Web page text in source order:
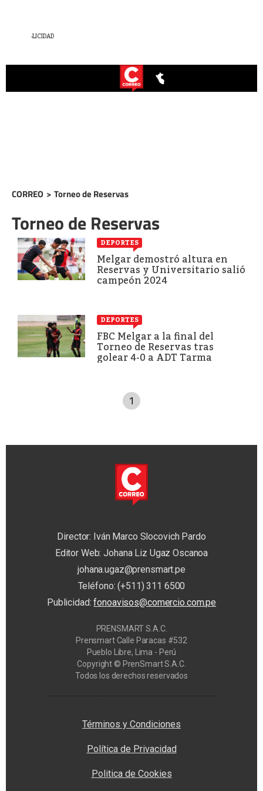
CORREO > Torneo de Reservas
Torneo de Reservas
DEPORTES
Melgar demostró altura en
Reservas y Universitario salió
campeón 2024
DEPORTES
FBC Melgar a la final del
Torneo de Reservas tras
golear 4-0 a ADT Tarma
1
Director: Iván Marco Slocovich Pardo
Editor Web: Johana Liz Ugaz Oscanoa
johana.ugaz@prensmart.pe
Teléfono: (+511) 311 6500
Publicidad:fonoavisos@comercio.com.pe
PRENSMART S.A.C.
Prensmart Calle Paracas #532
Pueblo Libre, Lima - Perú
Copyright © PrenSmart S.A.C.
Todos los derechos reservados
Términos y Condiciones
Política de Privacidad
Politica de Cookies